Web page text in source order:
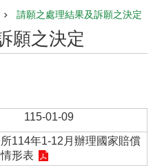
請願之處理結果及訴願之決定
願之決定
115-01-09
114年1-12月辦理國家賠償
形表